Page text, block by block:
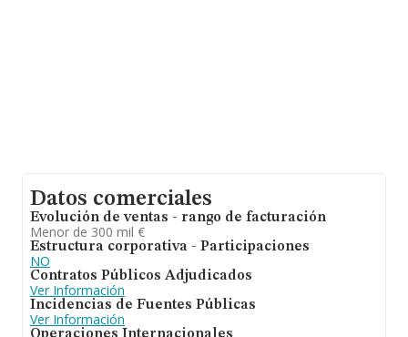
Datos comerciales
Evolución de ventas - rango de facturación
Menor de 300 mil €
Estructura corporativa - Participaciones
NO
Contratos Públicos Adjudicados
Ver Información
Incidencias de Fuentes Públicas
Ver Información